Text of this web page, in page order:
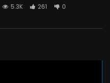
5.3K 261 0